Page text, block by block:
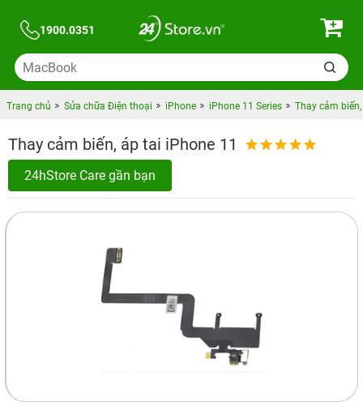
1900.0351
Trang chủ Sửa chữa Điện thoại iPhone iPhone 11 Series Thay cảm
Thay cảm biến, áp tai iPhone 11
24hStore Care gần bạn